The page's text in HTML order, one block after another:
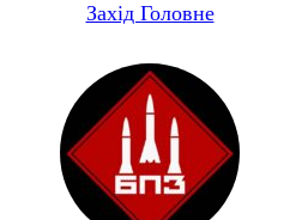
Захід Головне